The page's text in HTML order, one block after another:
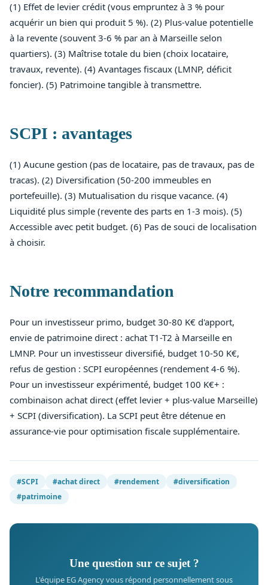
(1) Effet de levier crédit (vous empruntez à 3 % pour
acquérir un bien qui produit 5 %). (2) Plus-value potentielle
à la revente (souvent 3-6 % par an à Marseille selon
quartiers). (3) Maîtrise totale du bien (choix locataire,
travaux, revente). (4) Avantages fiscaux (LMNP, déficit
foncier). (5) Patrimoine tangible à transmettre.
SCPI : avantages
(1) Aucune gestion (pas de locataire, pas de travaux, pas de
tracas). (2) Diversification (50-200 immeubles en
portefeuille). (3) Mutualisation du risque vacance. (4)
Liquidité plus simple (revente des parts en 1-3 mois). (5)
Accessible avec petit budget. (6) Pas de souci de localisation
à choisir.
Notre recommandation
Pour un investisseur primo, budget 30-80 K€ d'apport,
envie de patrimoine direct : achat T1-T2 à Marseille en
LMNP. Pour un investisseur diversifié, budget 10-50 K€,
refus de gestion : SCPI européennes (rendement 4-6 %).
Pour un investisseur expérimenté, budget 100 K€+ :
combinaison achat direct (effet levier + plus-value Marseille)
+ SCPI (diversification). La SCPI peut être détenue en
assurance-vie pour optimisation fiscale supplémentaire.
#SCPI #achat direct #rendement
#diversification
#patrimoine
Une question sur ce sujet ?
L'équipe EG Agency vous répond personnellement sous